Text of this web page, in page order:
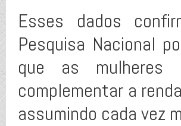
Esses dados
Pesquisa Nacional
que as mulheres
complementar a
assumindo cada vez